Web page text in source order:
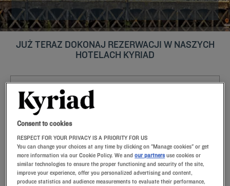
JUŻ TERAZ DOKONAJ REZERWACJI W NASZYCH
HOTELACH KYRIAD
Navigate forward to interact with the calendar and select a date. Press
Navigate backward to interact with
Consent to cookies
RESPECT FOR YOUR PRIVACY IS A PRIORITY FOR US
You can change your choices at any time by clicking on "Manage cookies" or get
more information via our Cookie Policy. We andour partners use cookies or
similar technologies to ensure the proper functioning and security of the site,
improve your experience, offer you personalized advertising and content,
produce statistics and audience measurements to evaluate their performance,